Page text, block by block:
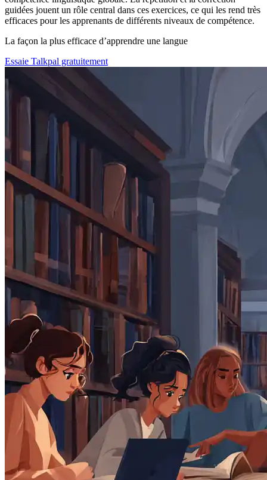
guidées jouent un rôle central dans ces exercices, ce qui les rend très
efficaces pour les apprenants de différents niveaux de compétence.
La façon la plus efficace d’apprendre une langue
Essaie Talkpal gratuitement